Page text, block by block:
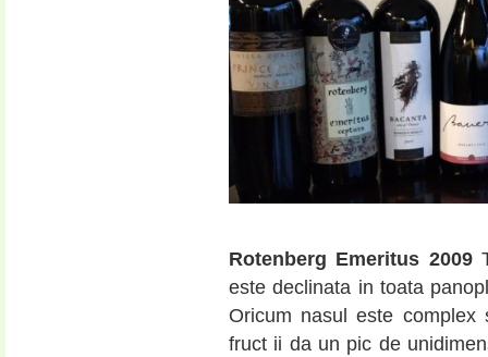
Rotenberg Emeritus 2009
este declinata in toata
Oricum nasul este
fruct ii da un pic de